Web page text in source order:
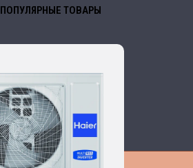
ПОПУЛЯРНЫЕ ТОВАРЫ